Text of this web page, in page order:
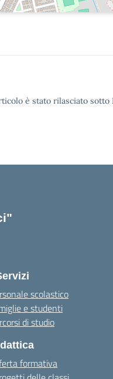
è stato rilasciato
scolastico
e studenti
di studio
formativa